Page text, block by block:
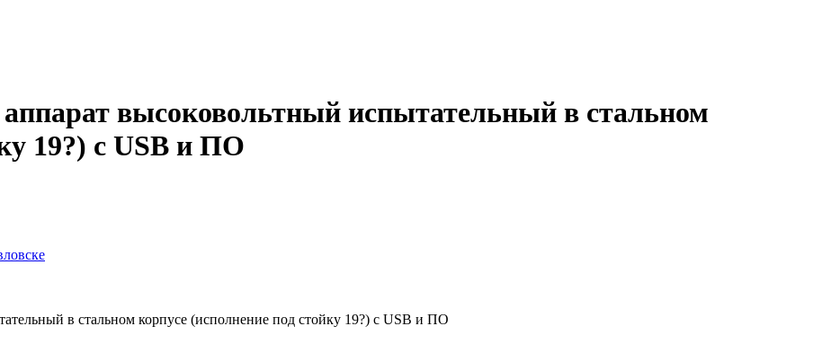
высоковольтный испытательный в стальном
19?) с USB и ПО
в стальном корпусе (исполнение под стойку 19?) с USB и ПО